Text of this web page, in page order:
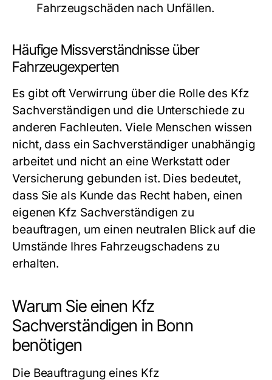
Fahrzeugschäden nach Unfällen.
Häufige Missverständnisse über
Fahrzeugexperten
Es gibt oft Verwirrung über die Rolle des Kfz
Sachverständigen und die Unterschiede zu
anderen Fachleuten. Viele Menschen wissen
nicht, dass ein Sachverständiger unabhängig
arbeitet und nicht an eine Werkstatt oder
Versicherung gebunden ist. Dies bedeutet,
dass Sie als Kunde das Recht haben, einen
eigenen Kfz Sachverständigen zu
beauftragen, um einen neutralen Blick auf die
Umstände Ihres Fahrzeugschadens zu
erhalten.
Warum Sie einen Kfz
Sachverständigen in Bonn
benötigen
Die Beauftragung eines Kfz